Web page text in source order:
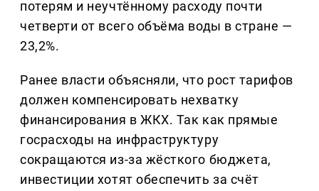
потерям и неучтённому расходу почти
четверти от всего объёма воды в стране —
23,2%.
Ранее власти объясняли, что рост тарифов
должен компенсировать нехватку
финансирования в ЖКХ. Так как прямые
госрасходы на инфраструктуру
сокращаются из-за жёсткого бюджета,
инвестиции хотят обеспечить за счёт